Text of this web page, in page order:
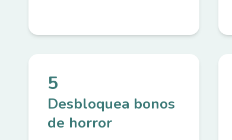
5
Desbloquea bonos
de horror